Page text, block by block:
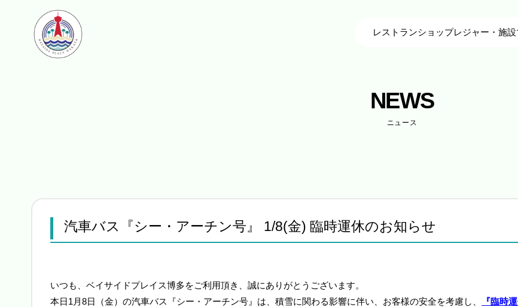
レストランショップレジャー・施設
NEWS
ニュース
汽車バス『シー・アーチン号』 1/8(金) 臨時運休のお知らせ
いつも、ベイサイドプレイス博多をご利用頂き、誠にありがとうございます。
本日1月8日（金）の汽車バス『シー・アーチン号』は、積雪に関わる影響に伴い、お客様の安全を考慮し、
『臨時運